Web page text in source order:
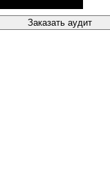
Заказать аудит